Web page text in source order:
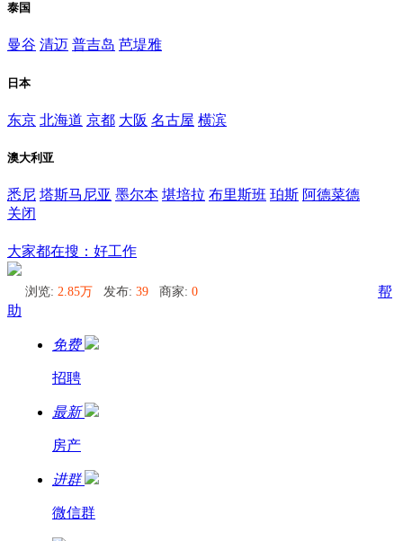
泰国
曼谷 清迈 普吉岛 芭堤雅
日本
东京 北海道 京都 大阪 名古屋 横滨
澳大利亚
悉尼 塔斯马尼亚 墨尔本 堪培拉 布里斯班 珀斯 阿德菜德
关闭
大家都在搜：好工作
浏览: 2.85万 发布: 39 商家: 0
帮
助
免费
招聘
最新
房产
进群
微信群